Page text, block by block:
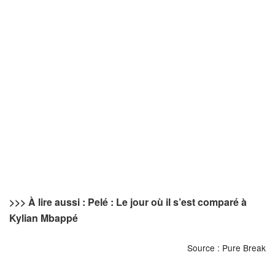
>>> À lire aussi : Pelé : Le jour où il s’est comparé à
Kylian Mbappé
Source : Pure Break